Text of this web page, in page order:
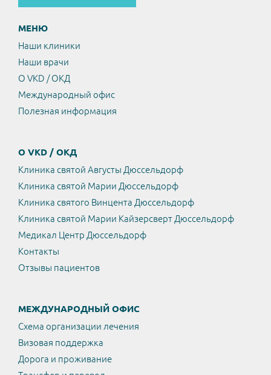
МЕНЮ
Наши клиники
Наши врачи
О VKD / ОКД
Международный офис
Полезная информация
О VKD / ОКД
Клиника святой Августы Дюссельдорф
Клиника святой Марии Дюссельдорф
Клиника святого Винцента Дюссельдорф
Клиника святой Марии Кайзерсверт Дюссельдорф
Медикал Центр Дюссельдорф
Контакты
Отзывы пациентов
МЕЖДУНАРОДНЫЙ ОФИС
Схема организации лечения
Визовая поддержка
Дорога и проживание